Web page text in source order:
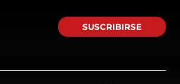
SUSCRIBIRSE